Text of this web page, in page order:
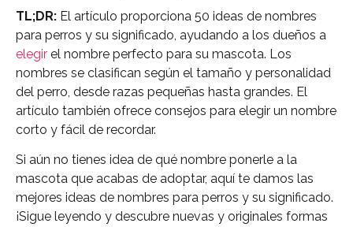
TL;DR: El artículo proporciona 50 ideas de nombres
para perros y su significado, ayudando a los dueños a
elegir el nombre perfecto para su mascota. Los
nombres se clasifican según el tamaño y personalidad
del perro, desde razas pequeñas hasta grandes. El
artículo también ofrece consejos para elegir un nombre
corto y fácil de recordar.
Si aún no tienes idea de qué nombre ponerle a la
mascota que acabas de adoptar, aquí te damos las
mejores ideas de nombres para perros y su significado.
¡Sigue leyendo y descubre nuevas y originales formas